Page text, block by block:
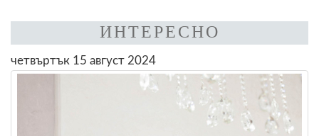
ИНТЕРЕСНО
четвъртък 15 август 2024